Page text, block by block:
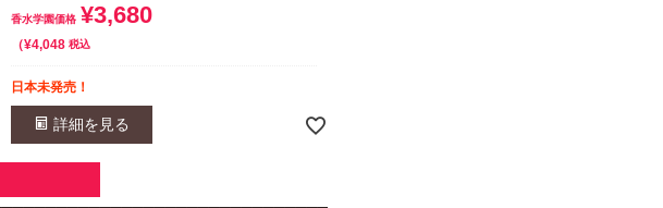
香水学園価格 ¥3,680
¥4,048 税込
日本未発売！
詳細を見る